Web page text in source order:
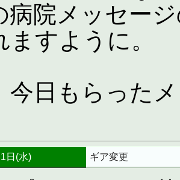
病院メッセー
ますように。
今日もらった
日(水) ギア変更